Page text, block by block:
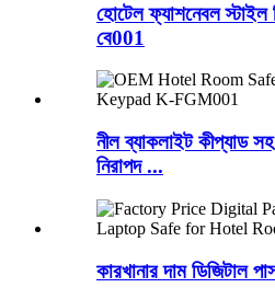
হোটেল ফ্যাশনেবল স্টাইল
বে001
নীল ব্যাকলাইট কীপ্যাড
নিরাপদ ...
কারখানার দাম ডিজিটাল